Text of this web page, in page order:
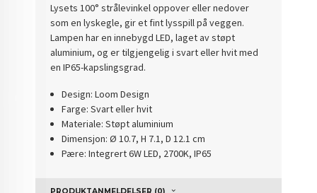
Lysets 100° strålevinkel oppover eller nedover
som en lyskegle, gir et fint lysspill på veggen.
Lampen har en innebygd LED, laget av støpt
aluminium, og er tilgjengelig i svart eller hvit med
en IP65-kapslingsgrad.
Design: Loom Design
Farge: Svart eller hvit
Materiale: Støpt aluminium
Dimensjon: Ø 10.7, H 7.1, D 12.1 cm
Pære: Integrert 6W LED, 2700K, IP65
PRODUKTANMELDELSER (0)